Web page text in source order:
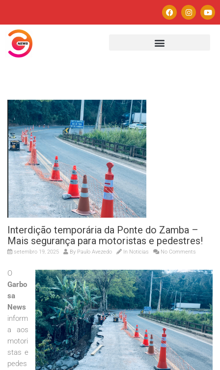
Interdição temporária da Ponte do Zamba –
Mais segurança para motoristas e pedestres!
setembro 19, 2025 By Paulo Avezedo In Noticias No Comments
O
Garbo
sa
News
inform
a aos
motori
stas e
pedes